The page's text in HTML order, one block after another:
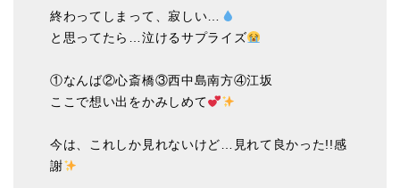
終わってしまって、寂しい…
と思ってたら…泣けるサプライズ
①なんば②心斎橋③西中島南方④江坂
ここで想い出をかみしめて
今は、これしか見れないけど…見れて良かった!!感
謝